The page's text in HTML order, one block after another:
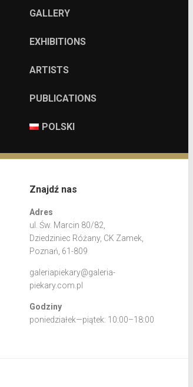
GALLERY
EXHIBITIONS
ARTISTS
PUBLICATIONS
POLSKI
Znajdź nas
Adres
ul. Św. Marcin 80/82,
Dziedziniec Różany, CK Zamek,
Poznań, 61-809
galeriapiekary@galeria-
piekary.com.pl
Godziny
poniedziałek—piątek: 10:00–18:00